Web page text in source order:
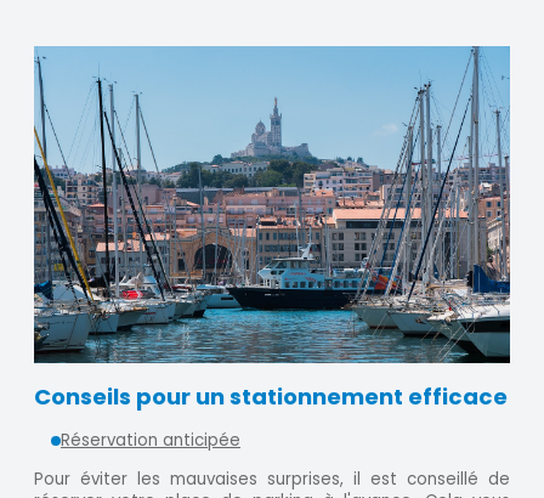
Conseils pour un stationnement efficace
Réservation anticipée
Pour éviter les mauvaises surprises, il est conseillé de